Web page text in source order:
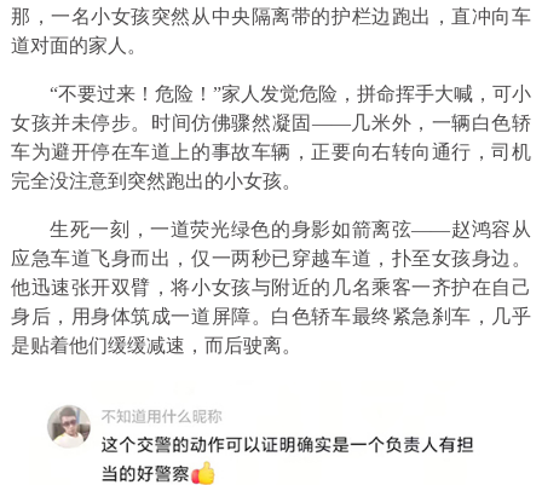
那，一名小女孩突然从中央隔离带的护栏边跑出，直冲向车
道对面的家人。
“不要过来！危险！”家人发觉危险，拼命挥手大喊，可小
女孩并未停步。时间仿佛骤然凝固——几米外，一辆白色轿
车为避开停在车道上的事故车辆，正要向右转向通行，司机
完全没注意到突然跑出的小女孩。
生死一刻，一道荧光绿色的身影如箭离弦——赵鸿容从
应急车道飞身而出，仅一两秒已穿越车道，扑至女孩身边。
他迅速张开双臂，将小女孩与附近的几名乘客一齐护在自己
身后，用身体筑成一道屏障。白色轿车最终紧急刹车，几乎
是贴着他们缓缓减速，而后驶离。